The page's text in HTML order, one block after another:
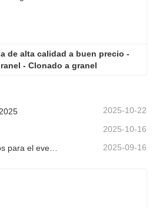
de alta calidad a buen precio -
- Clonado a granel
2025-10-22
2025-10-16
Ingredientes alimentarios para el evento Fi Asia Tailandia 2025-09-16